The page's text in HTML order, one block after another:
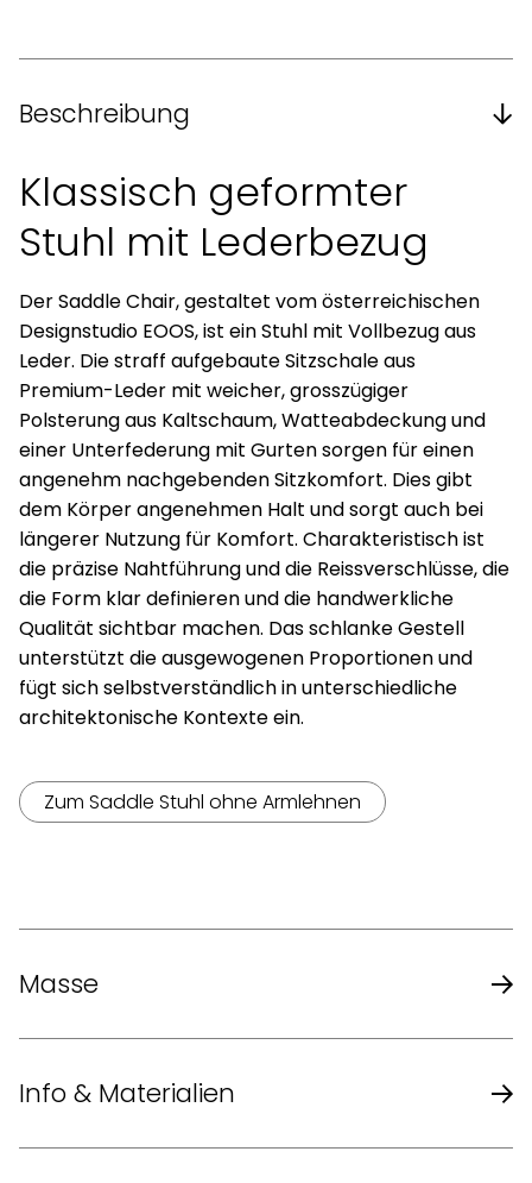
Beschreibung
Klassisch geformter
Stuhl mit Lederbezug
Der Saddle Chair, gestaltet vom österreichischen
Designstudio EOOS, ist ein Stuhl mit Vollbezug aus
Leder. Die straff aufgebaute Sitzschale aus
Premium-Leder mit weicher, grosszügiger
Polsterung aus Kaltschaum, Watteabdeckung und
einer Unterfederung mit Gurten sorgen für einen
angenehm nachgebenden Sitzkomfort. Dies gibt
dem Körper angenehmen Halt und sorgt auch bei
längerer Nutzung für Komfort. Charakteristisch ist
die präzise Nahtführung und die Reissverschlüsse, die
die Form klar definieren und die handwerkliche
Qualität sichtbar machen. Das schlanke Gestell
unterstützt die ausgewogenen Proportionen und
fügt sich selbstverständlich in unterschiedliche
architektonische Kontexte ein.
Zum Saddle Stuhl ohne Armlehnen
Masse
H)
Info & Materialien